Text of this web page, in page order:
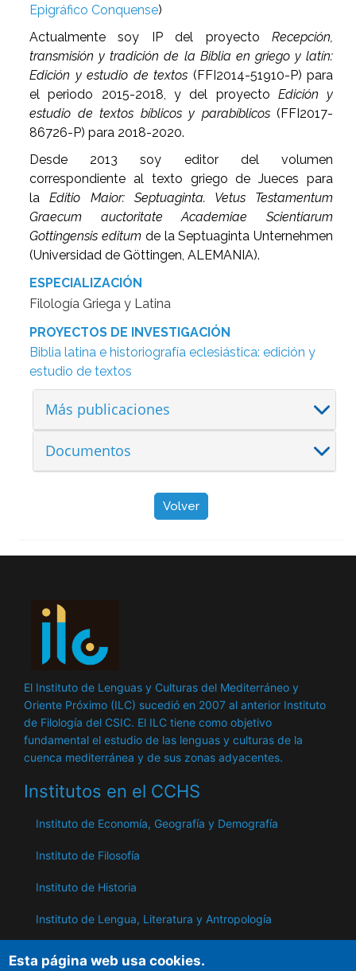
Epigráfico Conquense)
Actualmente soy IP del proyectoRecepción,
transmisión y tradición de la Biblia en griego y latín:
Edición y estudio de textos (FFI2014-51910-P) para
el periodo 2015-2018, y del proyecto Edición y
estudio de textos bíblicos y parabíblicos(FFI2017-
86726-P) para 2018-2020.
Desde 2013 soy editor del volumen
correspondiente al texto griego de Jueces para
laEditio Maior: Septuaginta. Vetus Testamentum
Graecum auctoritate Academiae Scientiarum
Gottingensis editumde la Septuaginta Unternehmen
(Universidad de Göttingen, ALEMANIA).
ESPECIALIZACIÓN
Filología Griega y Latina
PROYECTOS DE INVESTIGACIÓN
Biblia latina e historiografía eclesiástica: edición y
estudio de textos
Más publicaciones
Documentos
Volver
El Instituto de Lenguas y Culturas del Mediterráneo y
Oriente Próximo (ILC) sucedió en 2007 al anterior Instituto
de Filología del CSIC. El ILC tiene como objetivo
fundamental el estudio de las lenguas y culturas de la
cuenca mediterránea y de sus zonas adyacentes.
Institutos en el CCHS
Instituto de Economía, Geografía y Demografía
Instituto de Filosofía
Instituto de Historia
Instituto de Lengua, Literatura y Antropología
Oriente Próximo
Esta página web usa cookies.